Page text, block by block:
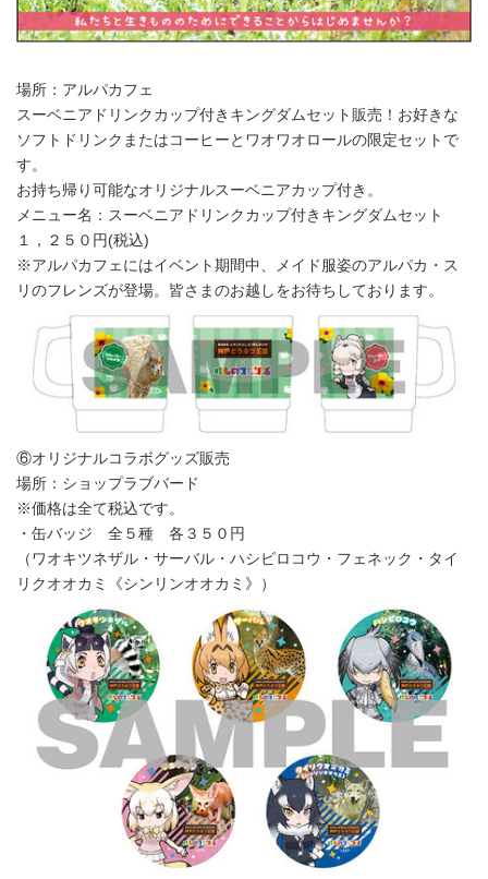
場所：アルパカフェ
スーベニアドリンクカップ付きキングダムセット販売！お好きな
ソフトドリンクまたはコーヒーとワオワオロールの限定セットで
す。
お持ち帰り可能なオリジナルスーベニアカップ付き。
メニュー名：スーベニアドリンクカップ付きキングダムセット
１，２５０円(税込)
※アルパカフェにはイベント期間中、メイド服姿のアルパカ・ス
リのフレンズが登場。皆さまのお越しをお待ちしております。
⑥オリジナルコラボグッズ販売
場所：ショップラブバード
※価格は全て税込です。
・缶バッジ 全５種 各３５０円
（ワオキツネザル・サーバル・ハシビロコウ・フェネック・タイ
リクオオカミ《シンリンオオカミ》）